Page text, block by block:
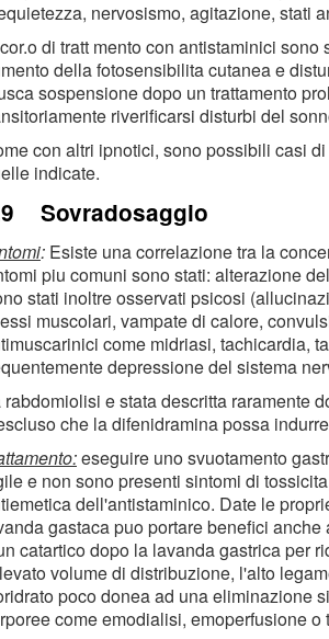
nervosismo, agitazione, stati
di tratt mento con antistaminici
della fotosensibilita cutanea e
sospensione dopo un trattamento
riverificarsi disturbi del
con altri ipnotici, sono possibili casi
indicate.
Sovradosaggio
: Esiste una correlazione tra la
piu comuni sono stati: alterazione
stati inoltre osservati psicosi
muscolari, vampate di calore,
come midriasi, tachicardia,
depressione del sistema
rabdomiolisi e stata descritta raramente
che la difenidramina possa
eseguire uno svuotamento
e non sono presenti sintomi di
dell'antistaminico. Date le
gastaca puo portare benefici
catartico dopo la lavanda gastrica per
volume di distribuzione, l'alto
poco donea ad una eliminazione
come emodialisi, emoperfusione o